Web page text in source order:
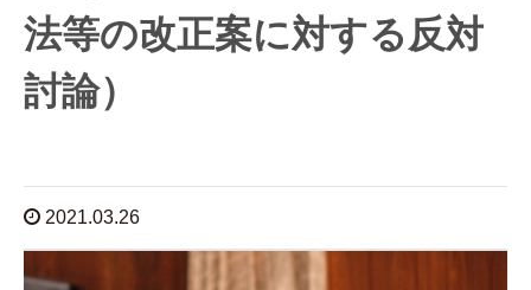
法等の改正案に対する反対
討論）
2021.03.26